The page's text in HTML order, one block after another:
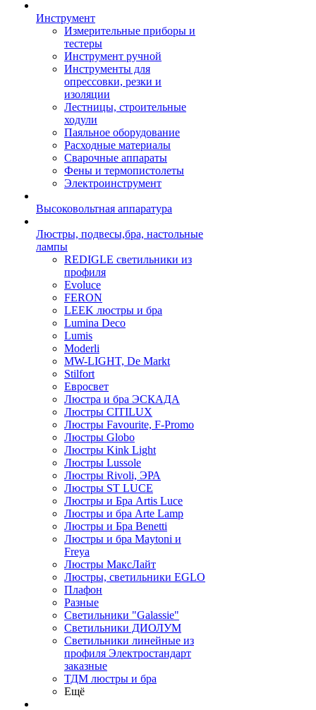
Инструмент
Измерительные приборы и
тестеры
Инструмент ручной
Инструменты для
опрессовки, резки и
изоляции
Лестницы, строительные
ходули
Паяльное оборудование
Расходные материалы
Сварочные аппараты
Фены и термопистолеты
Электроинструмент
Высоковольтная аппаратура
Люстры, подвесы,бра, настольные
лампы
REDIGLE светильники из
профиля
Evoluce
FERON
LEEK люстры и бра
Lumina Deco
Lumis
Moderli
MW-LIGHT, De Markt
Stilfort
Евросвет
Люстра и бра ЭСКАДА
Люстры CITILUX
Люстры Favourite, F-Promo
Люстры Globo
Люстры Kink Light
Люстры Lussole
Люстры Rivoli, ЭРА
Люстры ST LUCE
Люстры и Бра Artis Luce
Люстры и бра Arte Lamp
Люстры и Бра Benetti
Люстры и бра Maytoni и
Freya
Люстры МаксЛайт
Люстры, светильники EGLO
Плафон
Разные
Светильники "Galassie"
Светильники ДИОЛУМ
Светильники линейные из
профиля Электростандарт
заказные
ТДМ люстры и бра
Ещё